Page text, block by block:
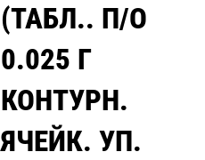
(ТАБЛ.. П/О
0.025 Г
КОНТУРН.
ЯЧЕЙК. УП.